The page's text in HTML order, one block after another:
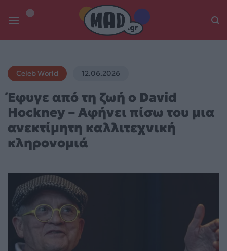
Celeb World 12.06.2026
Έφυγε από τη ζωή ο David
Hockney – Αφήνει πίσω του μια
ανεκτίμητη καλλιτεχνική
κληρονομιά